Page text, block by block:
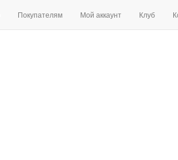
Покупателям Мой аккаунт Клуб